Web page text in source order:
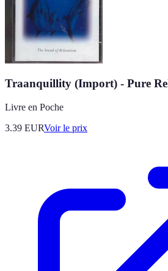
Traanquillity (Import) - Pure
Livre en Poche
3.39 EURVoir le prix